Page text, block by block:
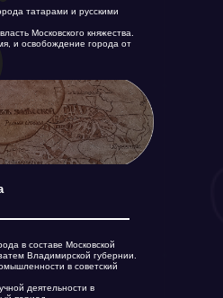
татарами и русскими
Московского княжества.
и освобождение города от
в составе Московской
Владимирской губернии.
в советский
деятельности в